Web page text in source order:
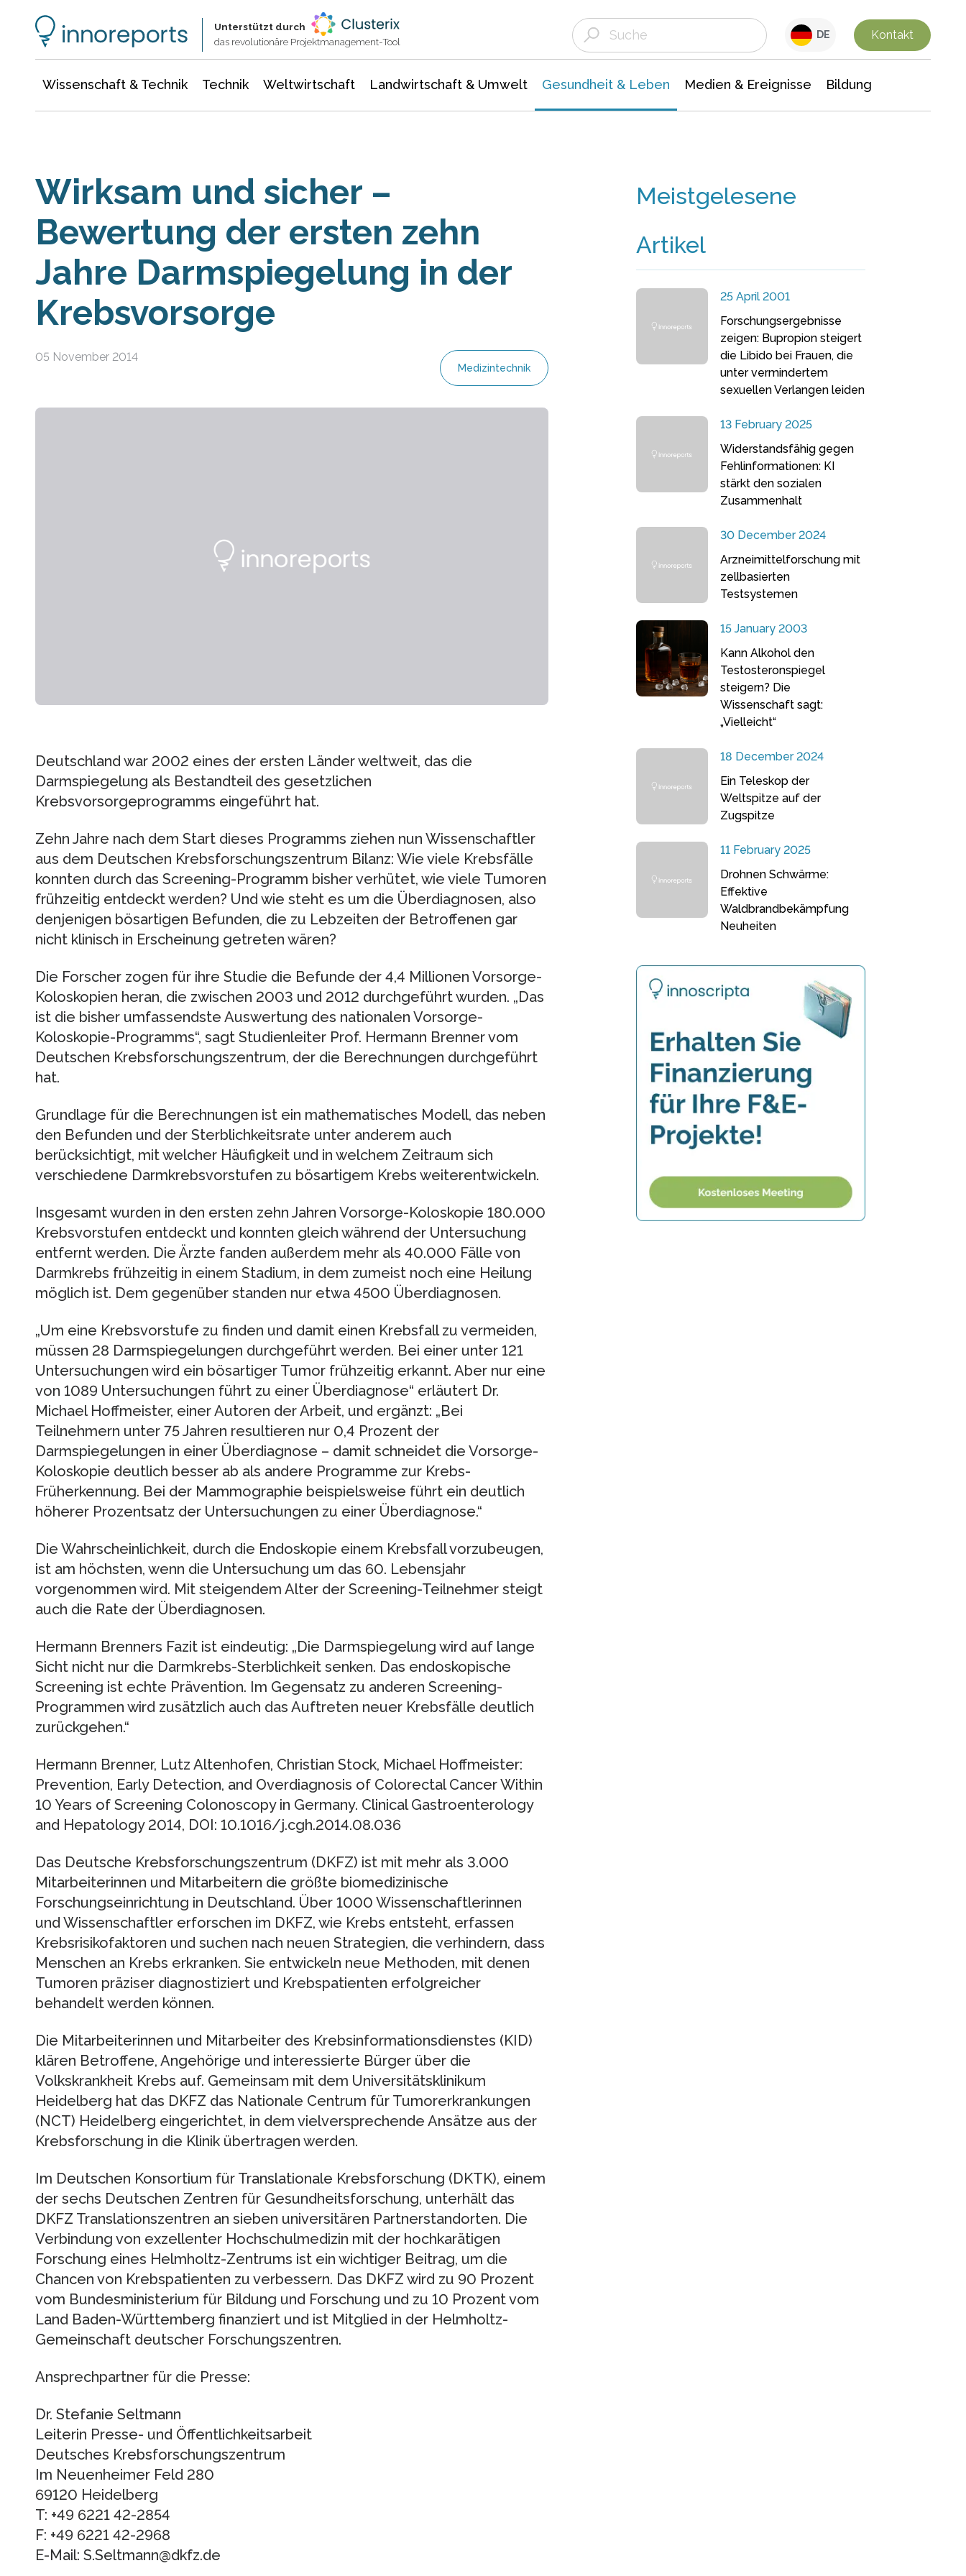
Unterstützt durch
das revolutionäre Projektmanagement-Tool
DE Kontakt
Wissenschaft & Technik Technik Weltwirtschaft Landwirtschaft & Umwelt Gesundheit & Leben Medien & Ereignisse Bildung
Wirksam und sicher –
Bewertung der ersten zehn
Jahre Darmspiegelung in der
Krebsvorsorge
05 November 2014
Medizintechnik
Deutschland war 2002 eines der ersten Länder weltweit, das die
Darmspiegelung als Bestandteil des gesetzlichen
Krebsvorsorgeprogramms eingeführt hat.
Zehn Jahre nach dem Start dieses Programms ziehen nun Wissenschaftler
aus dem Deutschen Krebsforschungszentrum Bilanz: Wie viele Krebsfälle
konnten durch das Screening-Programm bisher verhütet, wie viele Tumoren
frühzeitig entdeckt werden? Und wie steht es um die Überdiagnosen, also
denjenigen bösartigen Befunden, die zu Lebzeiten der Betroffenen gar
nicht klinisch in Erscheinung getreten wären?
Die Forscher zogen für ihre Studie die Befunde der 4,4 Millionen Vorsorge-
Koloskopien heran, die zwischen 2003 und 2012 durchgeführt wurden. „Das
ist die bisher umfassendste Auswertung des nationalen Vorsorge-
Koloskopie-Programms“, sagt Studienleiter Prof. Hermann Brenner vom
Deutschen Krebsforschungszentrum, der die Berechnungen durchgeführt
hat.
Grundlage für die Berechnungen ist ein mathematisches Modell, das neben
den Befunden und der Sterblichkeitsrate unter anderem auch
berücksichtigt, mit welcher Häufigkeit und in welchem Zeitraum sich
verschiedene Darmkrebsvorstufen zu bösartigem Krebs weiterentwickeln.
Insgesamt wurden in den ersten zehn Jahren Vorsorge-Koloskopie 180.000
Krebsvorstufen entdeckt und konnten gleich während der Untersuchung
entfernt werden. Die Ärzte fanden außerdem mehr als 40.000 Fälle von
Darmkrebs frühzeitig in einem Stadium, in dem zumeist noch eine Heilung
möglich ist. Dem gegenüber standen nur etwa 4500 Überdiagnosen.
„Um eine Krebsvorstufe zu finden und damit einen Krebsfall zu vermeiden,
müssen 28 Darmspiegelungen durchgeführt werden. Bei einer unter 121
Untersuchungen wird ein bösartiger Tumor frühzeitig erkannt. Aber nur eine
von 1089 Untersuchungen führt zu einer Überdiagnose“ erläutert Dr.
Michael Hoffmeister, einer Autoren der Arbeit, und ergänzt: „Bei
Teilnehmern unter 75 Jahren resultieren nur 0,4 Prozent der
Darmspiegelungen in einer Überdiagnose – damit schneidet die Vorsorge-
Koloskopie deutlich besser ab als andere Programme zur Krebs-
Früherkennung. Bei der Mammographie beispielsweise führt ein deutlich
höherer Prozentsatz der Untersuchungen zu einer Überdiagnose.“
Die Wahrscheinlichkeit, durch die Endoskopie einem Krebsfall vorzubeugen,
ist am höchsten, wenn die Untersuchung um das 60. Lebensjahr
vorgenommen wird. Mit steigendem Alter der Screening-Teilnehmer steigt
auch die Rate der Überdiagnosen.
Hermann Brenners Fazit ist eindeutig: „Die Darmspiegelung wird auf lange
Sicht nicht nur die Darmkrebs-Sterblichkeit senken. Das endoskopische
Screening ist echte Prävention. Im Gegensatz zu anderen Screening-
Programmen wird zusätzlich auch das Auftreten neuer Krebsfälle deutlich
zurückgehen.“
Hermann Brenner, Lutz Altenhofen, Christian Stock, Michael Hoffmeister:
Prevention, Early Detection, and Overdiagnosis of Colorectal Cancer Within
10 Years of Screening Colonoscopy in Germany. Clinical Gastroenterology
and Hepatology 2014, DOI: 10.1016/j.cgh.2014.08.036
Das Deutsche Krebsforschungszentrum (DKFZ) ist mit mehr als 3.000
Mitarbeiterinnen und Mitarbeitern die größte biomedizinische
Forschungseinrichtung in Deutschland. Über 1000 Wissenschaftlerinnen
und Wissenschaftler erforschen im DKFZ, wie Krebs entsteht, erfassen
Krebsrisikofaktoren und suchen nach neuen Strategien, die verhindern, dass
Menschen an Krebs erkranken. Sie entwickeln neue Methoden, mit denen
Tumoren präziser diagnostiziert und Krebspatienten erfolgreicher
behandelt werden können.
Die Mitarbeiterinnen und Mitarbeiter des Krebsinformationsdienstes (KID)
klären Betroffene, Angehörige und interessierte Bürger über die
Volkskrankheit Krebs auf. Gemeinsam mit dem Universitätsklinikum
Heidelberg hat das DKFZ das Nationale Centrum für Tumorerkrankungen
(NCT) Heidelberg eingerichtet, in dem vielversprechende Ansätze aus der
Krebsforschung in die Klinik übertragen werden.
Im Deutschen Konsortium für Translationale Krebsforschung (DKTK), einem
der sechs Deutschen Zentren für Gesundheitsforschung, unterhält das
DKFZ Translationszentren an sieben universitären Partnerstandorten. Die
Verbindung von exzellenter Hochschulmedizin mit der hochkarätigen
Forschung eines Helmholtz-Zentrums ist ein wichtiger Beitrag, um die
Chancen von Krebspatienten zu verbessern. Das DKFZ wird zu 90 Prozent
vom Bundesministerium für Bildung und Forschung und zu 10 Prozent vom
Land Baden-Württemberg finanziert und ist Mitglied in der Helmholtz-
Gemeinschaft deutscher Forschungszentren.
Ansprechpartner für die Presse:
Dr. Stefanie Seltmann
Leiterin Presse- und Öffentlichkeitsarbeit
Deutsches Krebsforschungszentrum
Im Neuenheimer Feld 280
69120 Heidelberg
T: +49 6221 42-2854
F: +49 6221 42-2968
E-Mail: S.Seltmann@dkfz.de
Meistgelesene
Artikel
25 April 2001
Forschungsergebnisse
zeigen: Bupropion steigert
die Libido bei Frauen, die
unter vermindertem
sexuellen Verlangen leiden
13 February 2025
Widerstandsfähig gegen
Fehlinformationen: KI
stärkt den sozialen
Zusammenhalt
30 December 2024
Arzneimittelforschung mit
zellbasierten
Testsystemen
15 January 2003
Kann Alkohol den
Testosteronspiegel
steigern? Die
Wissenschaft sagt:
„Vielleicht“
18 December 2024
Ein Teleskop der
Weltspitze auf der
Zugspitze
11 February 2025
Drohnen Schwärme:
Effektive
Waldbrandbekämpfung
Neuheiten